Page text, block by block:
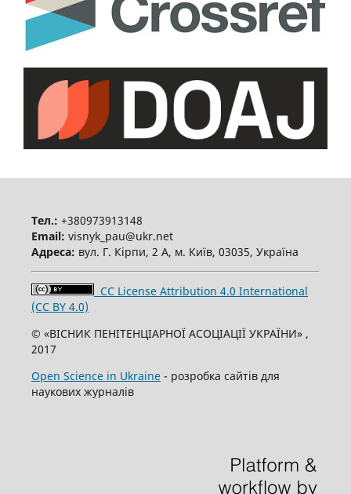
Тел.: +380973913148
Email: visnyk_pau@ukr.net
Адреса: вул. Г. Кірпи, 2 А, м. Київ, 03035, Україна
CC License Attribution 4.0 International
(CC BY 4.0)
© «ВІСНИК ПЕНІТЕНЦІАРНОЇ АСОЦІАЦІЇ УКРАЇНИ» ,
2017
Open Science in Ukraine- розробка сайтів для
наукових журналів